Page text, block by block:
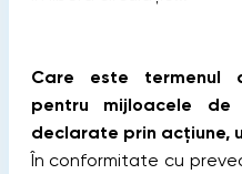
Care este termenul
pentru mijloacele
declarate prin acțiune,
În conformitate cu